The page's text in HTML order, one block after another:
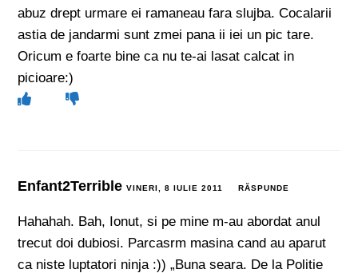
abuz drept urmare ei ramaneau fara slujba. Cocalarii
astia de jandarmi sunt zmei pana ii iei un pic tare.
Oricum e foarte bine ca nu te-ai lasat calcat in
picioare:)
Enfant2TerribleVINERI, 8 IULIE 2011 RĂSPUNDE
Hahahah. Bah, Ionut, si pe mine m-au abordat anul
trecut doi dubiosi. Parcasrm masina cand au aparut
ca niste luptatori ninja :)) „Buna seara. De la Politie